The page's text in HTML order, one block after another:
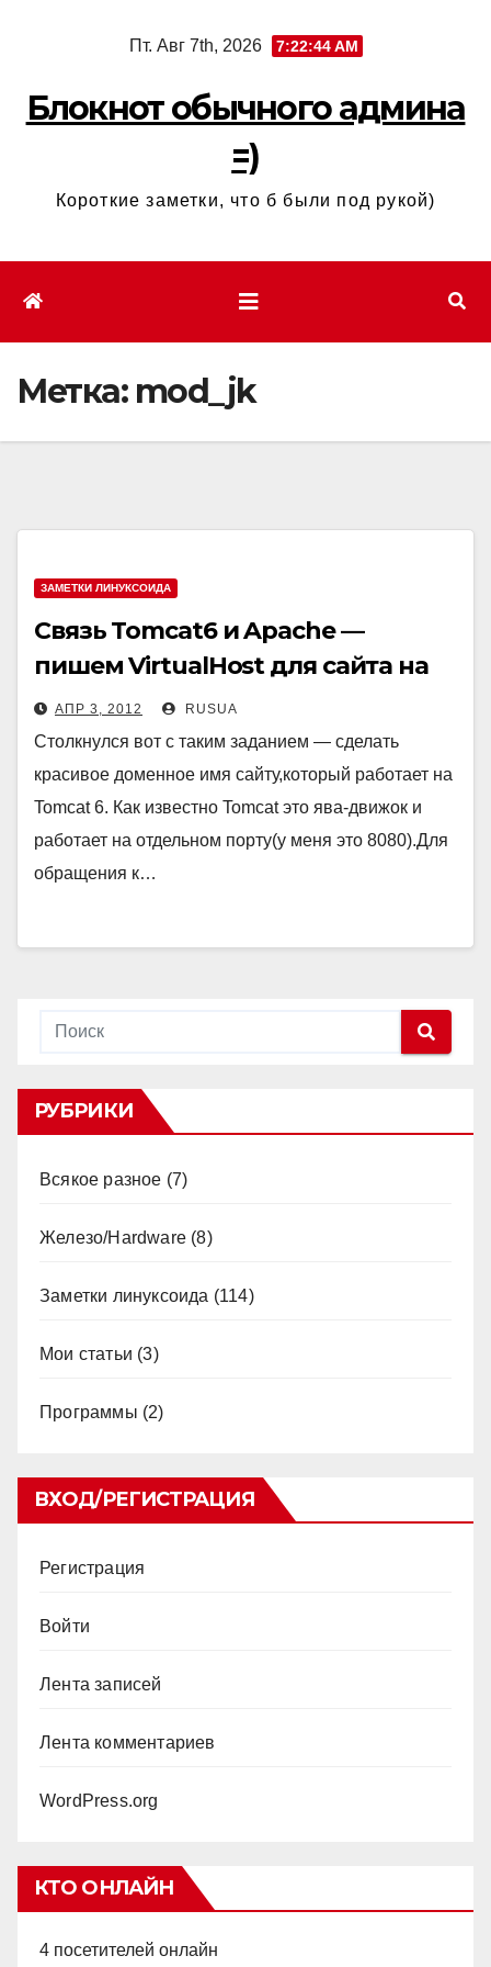
Пт. Авг 7th, 2026 7:22:44 AM
Блокнот обычного админа
=)
Короткие заметки, что б были под рукой)
Метка: mod_jk
ЗАМЕТКИ ЛИНУКСОИДА
Связь Tomcat6 и Apache —
пишем VirtualHost для сайта на
Tomcat
АПР 3, 2012 RUSUA
Столкнулся вот с таким заданием — сделать
красивое доменное имя сайту,который работает на
Tomcat 6. Как известно Tomcat это ява-движок и
работает на отдельном порту(у меня это 8080).Для
обращения к…
РУБРИКИ
Всякое разное (7)
Железо/Hardware (8)
Заметки линуксоида (114)
Мои статьи (3)
Программы (2)
ВХОД/РЕГИСТРАЦИЯ
Регистрация
Войти
Лента записей
Лента комментариев
WordPress.org
КТО ОНЛАЙН
4 посетителей онлайн